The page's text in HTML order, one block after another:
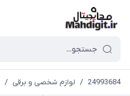
24993684
/ لوازم شخصی و برقی /